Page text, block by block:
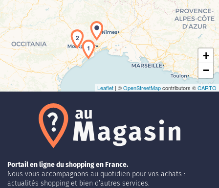
Chargement de la carte en cours...
1
2
+
−
Leaflet | ©OpenStreetMapcontributors ©CARTO
Portail en ligne du shopping en France.
Nous vous accompagnons au quotidien pour vos achats :
actualités shopping et bien d’autres services.